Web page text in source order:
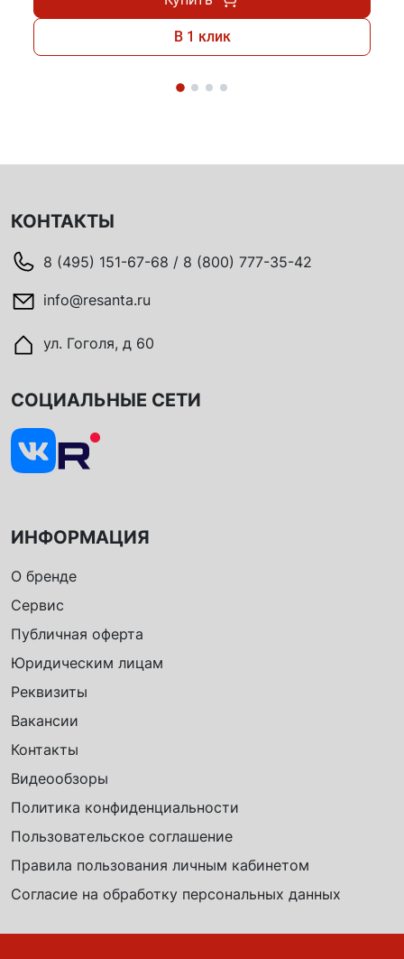
В 1 клик
КОНТАКТЫ
8 (495) 151-67-68 / 8 (800) 777-35-42
info@resanta.ru
ул. Гоголя, д 60
ИНФОРМАЦИЯ
О бренде
Сервис
Публичная оферта
Юридическим лицам
Реквизиты
Вакансии
Контакты
Видеообзоры
Политика конфиденциальности
Пользовательское соглашение
Правила пользования личным кабинетом
Согласие на обработку персональных данных
СОЦИАЛЬНЫЕ СЕТИ